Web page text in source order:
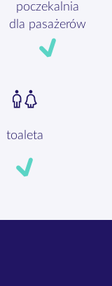
poczekalnia
dla pasażerów
toaleta